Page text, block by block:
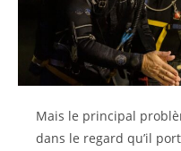
Mais le principal
dans le regard qu’il